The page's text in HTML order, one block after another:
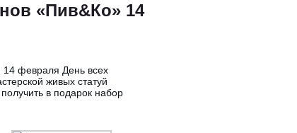
«Пив&Ко» 14
14 февраля День всех
живых статуй
в подарок набор